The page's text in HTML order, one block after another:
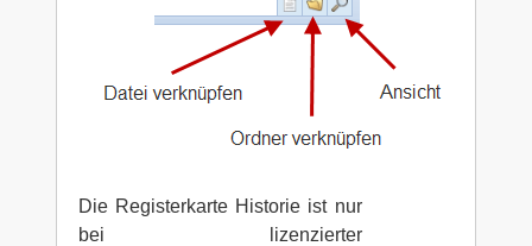
Die Registerkarte Historie ist nur
bei lizenzierter